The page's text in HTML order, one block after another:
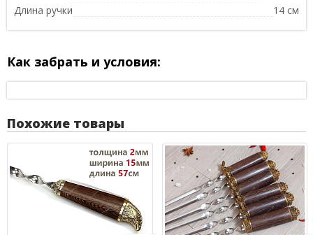
Длина ручки
14 см
Как забрать и условия:
Похожие товары